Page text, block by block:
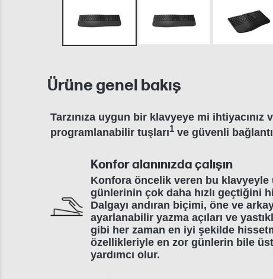
Ürüne genel bakış
Tarzınıza uygun bir klavyeye mi
programlanabilir tuşları1 ve güvenli
Konfor alanınızda çalışın
Konfora öncelik veren bu klavyeyle
günlerinin çok daha hızlı geçtiğini
Dalgayı andıran biçimi, öne ve
ayarlanabilir yazma açıları ve
gibi her zaman en iyi şekilde
özellikleriyle en zor günlerin bile
yardımcı olur.